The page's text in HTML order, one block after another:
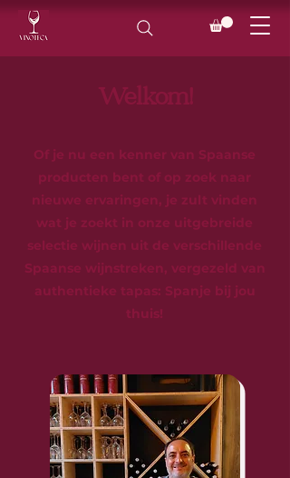
Welkom!
Of je nu een kenner van Spaanse
producten bent of op zoek naar
nieuwe ervaringen, je zult vinden
wat je zoekt in onze uitgebreide
selectie wijnen uit de verschillende
Spaanse wijnstreken, vergezeld van
authentieke tapas: Spanje bij jou
thuis!